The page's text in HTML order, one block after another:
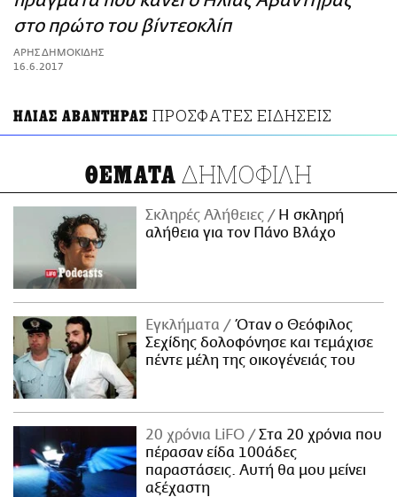
ΑΜΠΑ
PRINT
στο πρώτο του βίντεοκλίπ
ΑΡΗΣ ΔΗΜΟΚΙΔΗΣ
16.6.2017
ΗΛΙΑΣ ΑΒΑΝΤΗΡΑΣ ΠΡΟΣΦΑΤΕΣ ΕΙΔΗΣΕΙΣ
ΘΕΜΑΤΑ ΔΗΜΟΦΙΛΗ
Σκληρές Αλήθειες
H σκληρή
αλήθεια για τον Πάνο Βλάχο
Εγκλήματα
Όταν ο Θεόφιλος
Σεχίδης δολοφόνησε και τεμάχισε
πέντε μέλη της οικογένειάς του
20 χρόνια LiFO
Στα 20 χρόνια που
πέρασαν είδα 100άδες
παραστάσεις. Αυτή θα μου μείνει
αξέχαστη